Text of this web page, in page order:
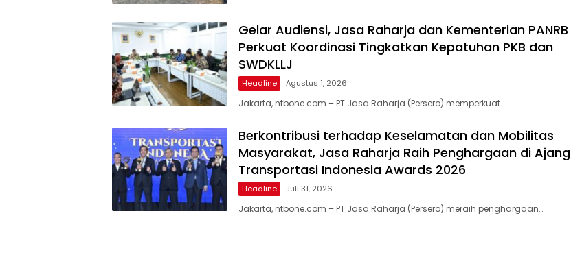
Gelar Audiensi, Jasa Raharja dan Kementerian PANRB
Perkuat Koordinasi Tingkatkan Kepatuhan PKB dan
SWDKLLJ
Headline Agustus 1, 2026
Jakarta, ntbone.com – PT Jasa Raharja (Persero) memperkuat…
Berkontribusi terhadap Keselamatan dan Mobilitas
Masyarakat, Jasa Raharja Raih Penghargaan di Ajang
Transportasi Indonesia Awards 2026
Headline Juli 31, 2026
Jakarta, ntbone.com – PT Jasa Raharja (Persero) meraih penghargaan…